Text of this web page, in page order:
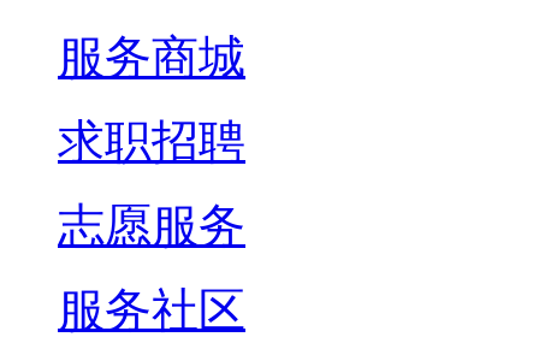
服务商城
求职招聘
志愿服务
服务社区